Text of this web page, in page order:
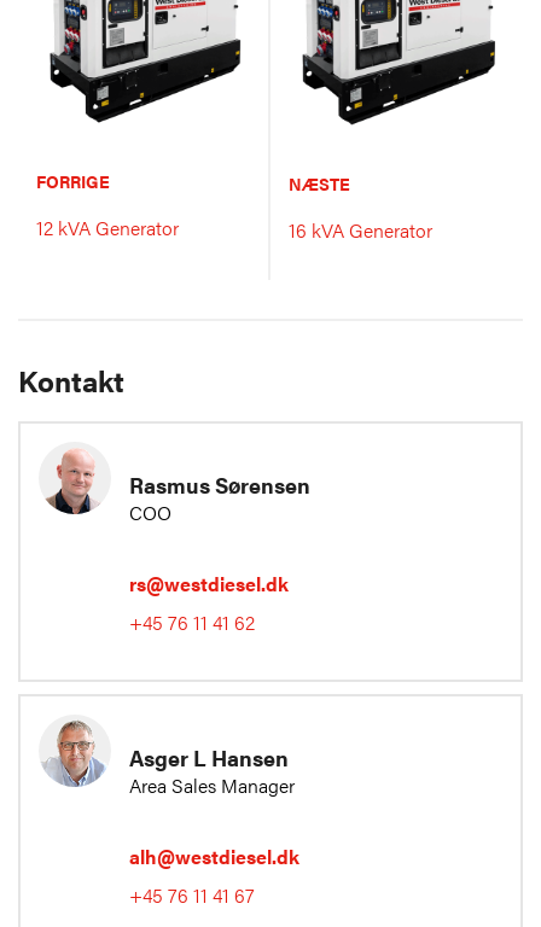
FORRIGE
12 kVA Generator
NÆSTE
16 kVA Generator
Kontakt
Rasmus Sørensen
COO
rs@westdiesel.dk
+45 76 11 41 62
Asger L Hansen
Area Sales Manager
alh@westdiesel.dk
+45 76 11 41 67